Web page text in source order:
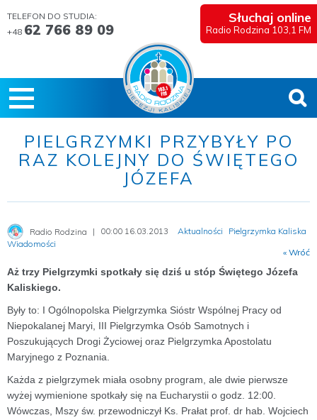
TELEFON DO STUDIA:
+48 62 766 89 09
Słuchaj online
Radio Rodzina 103,1 FM
PIELGRZYMKI PRZYBYŁY PO
RAZ KOLEJNY DO ŚWIĘTEGO
JÓZEFA
Radio Rodzina 00:00 16.03.2013 Aktualności
Pielgrzymka Kaliska
Wiadomości
« Wróć
Aż trzy Pielgrzymki spotkały się dziś u stóp Świętego Józefa
Kaliskiego.
Były to: I Ogólnopolska Pielgrzymka Sióstr Wspólnej Pracy od
Niepokalanej Maryi, III Pielgrzymka Osób Samotnych i
Poszukujących Drogi Życiowej oraz Pielgrzymka Apostolatu
Maryjnego z Poznania.
Każda z pielgrzymek miała osobny program, ale dwie pierwsze
wyżej wymienione spotkały się na Eucharystii o godz. 12:00.
Wówczas, Mszy św. przewodniczył Ks. Prałat prof. dr hab. Wojciech